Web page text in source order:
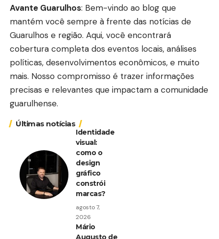
Avante Guarulhos: Bem-vindo ao blog que
mantém você sempre à frente das notícias de
Guarulhos e região. Aqui, você encontrará
cobertura completa dos eventos locais, análises
políticas, desenvolvimentos econômicos, e muito
mais. Nosso compromisso é trazer informações
precisas e relevantes que impactam a comunidade
guarulhense.
Últimas notícias
Identidade
visual:
como o
design
gráfico
constrói
marcas?
agosto 7,
2026
Mário
Augusto de